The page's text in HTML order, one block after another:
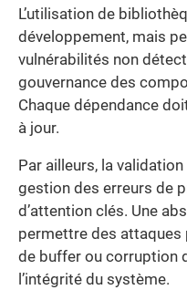
L’utilisation de
développement, mais
vulnérabilités non
gouvernance des
Chaque dépendance
à jour.
Par ailleurs, la
gestion des erreurs de
d’attention clés. Une
permettre des attaques
de buffer ou corruption
l’intégrité du système.